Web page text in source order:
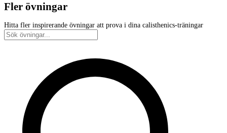
Fler övningar
Hitta fler inspirerande övningar att prova i dina calisthenics-träningar